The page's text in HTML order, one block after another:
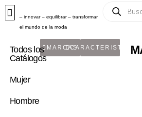
– innovar – equilibrar – transformar
el mundo de la moda
Todos los
Catálogos
Mujer
Hombre
MARCASCARACTERISTICA